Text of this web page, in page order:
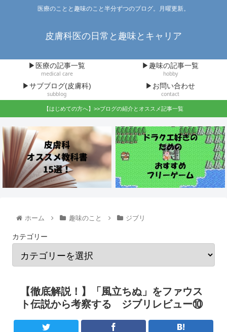
医療のことと趣味のこと半分ずつのブログ。月曜更新。
皮膚科医の日常と趣味とキャリア
▶医療の記事一覧
medical care
▶趣味の記事一覧
hobby
▶サブブログ(皮膚科)
subblog
▶お問い合わせ
contact
【はじめての方へ】>>ブログの紹介とオススメ記事一覧
ホーム 趣味のこと ジブリ
カテゴリー
【徹底解説！】「風立ちぬ」をファウス
ト伝説から考察する ジブリレビュー⑩